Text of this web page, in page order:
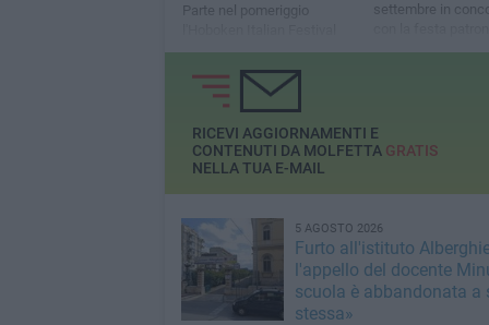
Parte nel pomeriggio
che celebra la Madonna dei
Martiri oltre oceano
settembre in
con la festa
Molfetta
RICEVI AGGIORNAMENTI E
CONTENUTI DA MOLFETTA GRATIS
NELLA TUA E-MAIL
5 AGOSTO 2026
Furto all'istituto
l'appello del docente
scuola è abbandonata a
stessa»